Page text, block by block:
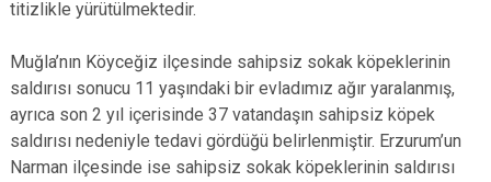
titizlikle yürütülmektedir.
Muğla’nın Köyceğiz ilçesinde sahipsiz sokak köpeklerinin
saldırısı sonucu 11 yaşındaki bir evladımız ağır yaralanmış,
ayrıca son 2 yıl içerisinde 37 vatandaşın sahipsiz köpek
saldırısı nedeniyle tedavi gördüğü belirlenmiştir. Erzurum’un
Narman ilçesinde ise sahipsiz sokak köpeklerinin saldırısı